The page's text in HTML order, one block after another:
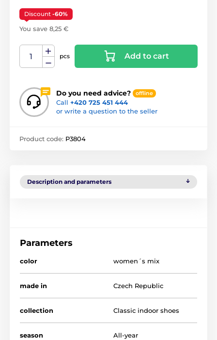
Discount -60%
You save 8,25 €
pcs Add to cart
Do you need advice? offline
Call +420 725 451 444
or write a question to the seller
Product code: P3804
Description and parameters
Parameters
color women´s mix
made in Czech Republic
collection Classic indoor shoes
season All-year